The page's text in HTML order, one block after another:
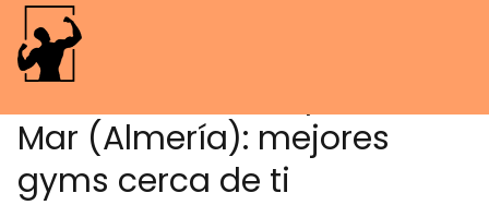
Gimnasios en Roquetas De
Mar (Almería): mejores
gyms cerca de ti